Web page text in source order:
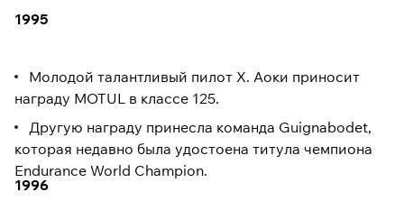
1995
Молодой талантливый пилот Х. Аоки приносит
награду MOTUL в классе 125.
Другую награду принесла команда Guignabodet,
которая недавно была удостоена титула чемпиона
Endurance World Champion.
1996